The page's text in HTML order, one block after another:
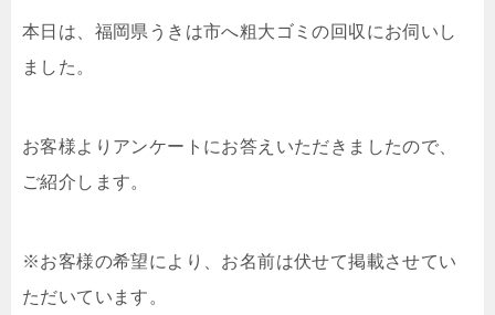
本日は、福岡県うきは市へ粗大ゴミの回収にお伺いし
ました。
お客様よりアンケートにお答えいただきましたので、
ご紹介します。
※お客様の希望により、お名前は伏せて掲載させてい
ただいています。